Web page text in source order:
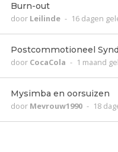
Burn-out
door Leilinde - 16 dagen
Postcommotioneel
door CocaCola - 1 maand
Mysimba en oorsuizen
door Mevrouw1990 - 18